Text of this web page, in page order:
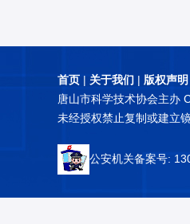
首页 | 关于我们 | 版权声明
唐山市科学技术协会主办
未经授权禁止复制或建立
公安机关备案号: